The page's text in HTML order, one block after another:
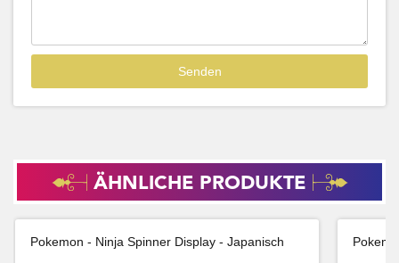
ÄHNLICHE PRODUKTE
Pokemon - Ninja Spinner Display - Japanisch